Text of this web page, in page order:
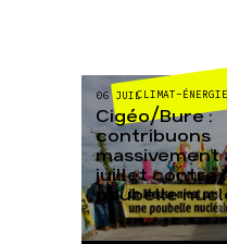
CLIMAT-
06 JUIL
Cigéo/Bure :
contribuons
massivement
juillet contre
poubelle